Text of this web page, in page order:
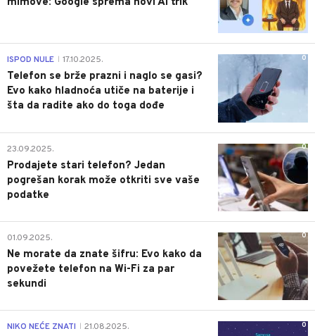
0
ISPOD NULE 17.10.2025.
Telefon se brže prazni i naglo se gasi?
Evo kako hladnoća utiče na baterije i
šta da radite ako do toga dođe
0
23.09.2025.
Prodajete stari telefon? Jedan
pogrešan korak može otkriti sve vaše
podatke
0
01.09.2025.
Ne morate da znate šifru: Evo kako da
povežete telefon na Wi-Fi za par
sekundi
0
NIKO NEĆE ZNATI 21.08.2025.